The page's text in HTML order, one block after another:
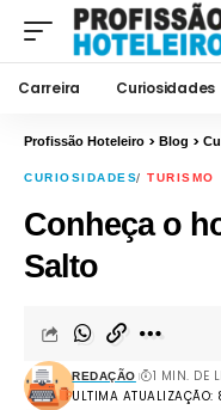
Carreira Curiosidades
Profissão Hoteleiro > Blog >
CURIOSIDADES TURISMO
Conheça o
Salto
ULTIMA ATUALIZAÇÃO:
REDAÇÃO 1 MIN. DE